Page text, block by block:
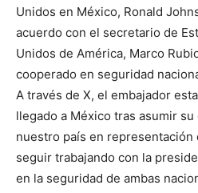
Unidos en México, Ronald
acuerdo con el secretario de
Unidos de América, Marco
cooperado en seguridad
A través de X, el embajador
llegado a México tras asumir
nuestro país en representación
seguir trabajando con la
en la seguridad de ambas